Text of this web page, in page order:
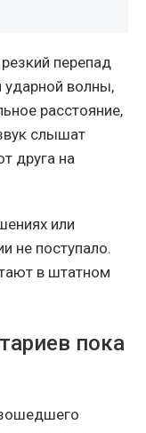
перепад
ударной волны,
расстояние,
слышат
друга на
или
не поступало.
в штатном
пока